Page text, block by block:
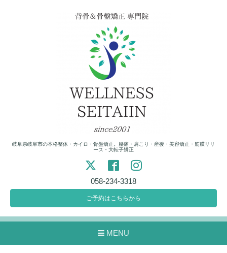
岐阜県岐阜市の本格整体・カイロ・骨盤矯正。腰痛・肩こり・産後・美容矯正・筋膜リリ
ース・大転子矯正
058-234-3318
ご予約はこちらから
MENU